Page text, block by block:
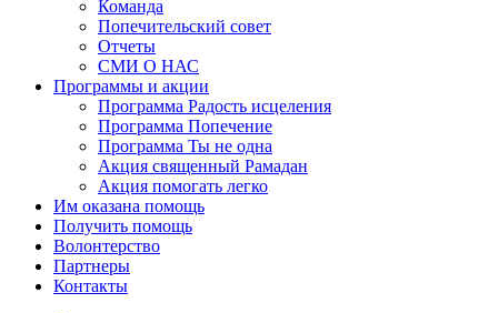
Команда
Попечительский совет
Отчеты
СМИ О НАС
Программы и акции
Программа Радость исцеления
Программа Попечение
Программа Ты не одна
Акция священный Рамадан
Акция помогать легко
Им оказана помощь
Получить помощь
Волонтерство
Партнеры
Контакты